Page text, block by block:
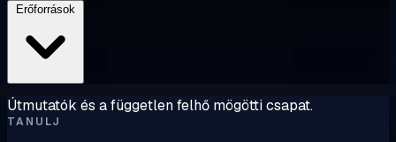
Útmutatók és a független felhő mögötti csapat.
TANULJ